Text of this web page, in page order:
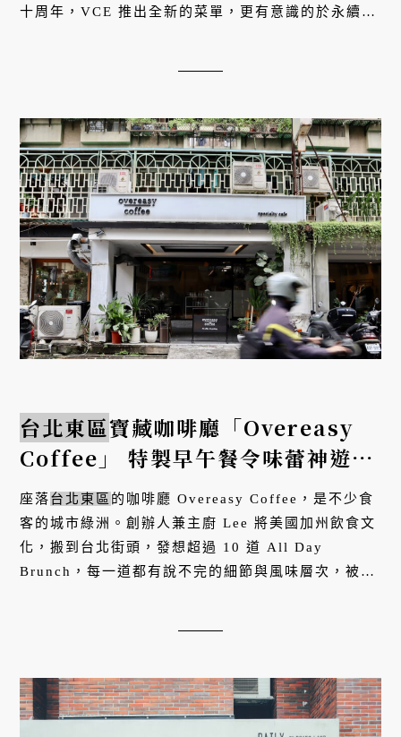
十周年，VCE 推出全新的菜單，更有意識的於永續餐
台北東區寶藏咖啡廳「Overeasy
Coffee」 特製早午餐令味蕾神遊美
國西岸
座落台北東區 的咖啡廳 Overeasy Coffee，是不少食
客的城市綠洲。創辦人兼主廚 Lee 將美國加州飲食文
化，搬到台北街頭，發想超過 10 道 All Day
Brunch，每一道都有說不完的細節與風味層次，被譽